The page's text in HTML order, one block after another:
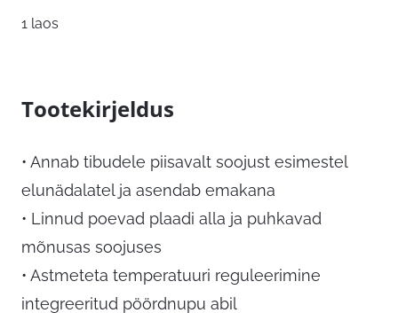
1 laos
Tootekirjeldus
• Annab tibudele piisavalt soojust esimestel
elunädalatel ja asendab emakana
• Linnud poevad plaadi alla ja puhkavad
mõnusas soojuses
• Astmeteta temperatuuri reguleerimine
integreeritud pöördnupu abil